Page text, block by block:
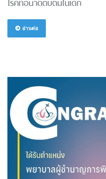
อ่านต่อ